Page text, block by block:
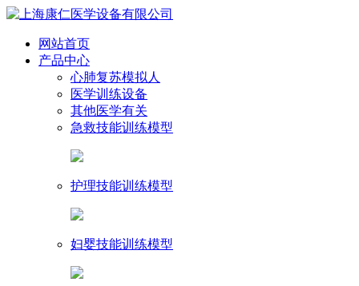
网站首页
产品中心
心肺复苏模拟人
医学训练设备
其他医学有关
急救技能训练模型
护理技能训练模型
妇婴技能训练模型